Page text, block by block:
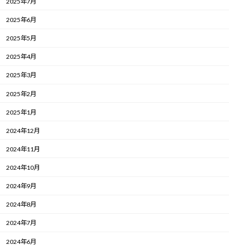
2025年6月
2025年5月
2025年4月
2025年3月
2025年2月
2025年1月
2024年12月
2024年11月
2024年10月
2024年9月
2024年8月
2024年7月
2024年6月